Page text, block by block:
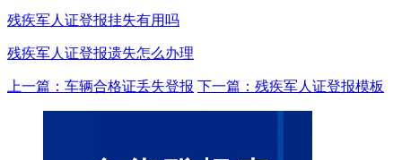
残疾军人证登报挂失有用吗
残疾军人证登报遗失怎么办理
上一篇：车辆合格证丢失登报 下一篇：残疾军人证登报模板